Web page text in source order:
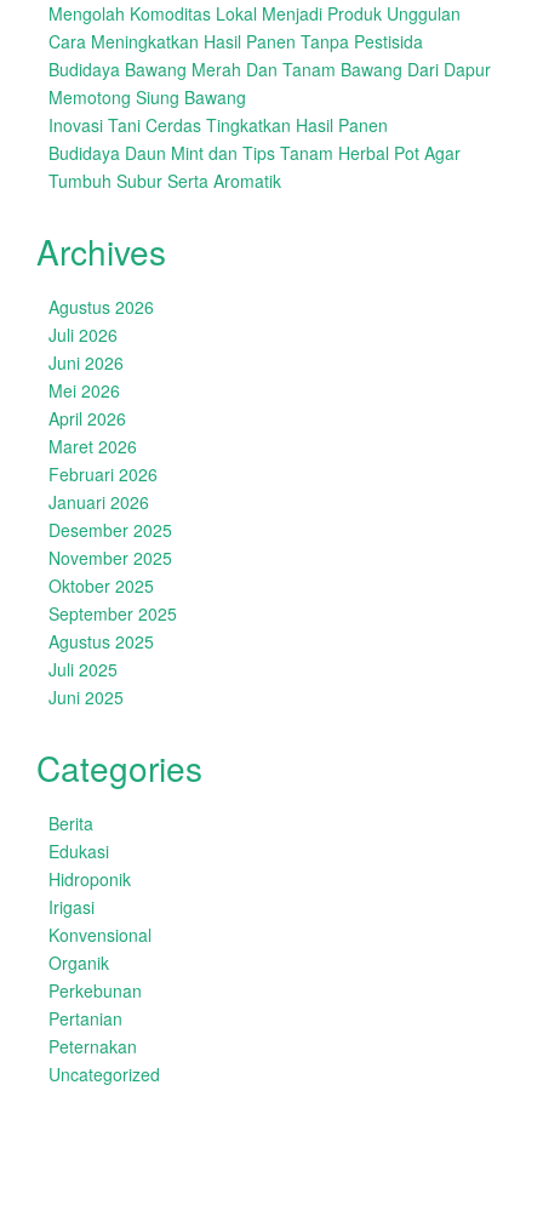
Mengolah Komoditas Lokal Menjadi Produk Unggulan
Cara Meningkatkan Hasil Panen Tanpa Pestisida
Budidaya Bawang Merah Dan Tanam Bawang Dari Dapur
Memotong Siung Bawang
Inovasi Tani Cerdas Tingkatkan Hasil Panen
Budidaya Daun Mint dan Tips Tanam Herbal Pot Agar
Tumbuh Subur Serta Aromatik
Archives
Agustus 2026
Juli 2026
Juni 2026
Mei 2026
April 2026
Maret 2026
Februari 2026
Januari 2026
Desember 2025
November 2025
Oktober 2025
September 2025
Agustus 2025
Juli 2025
Juni 2025
Categories
Berita
Edukasi
Hidroponik
Irigasi
Konvensional
Organik
Perkebunan
Pertanian
Peternakan
Uncategorized